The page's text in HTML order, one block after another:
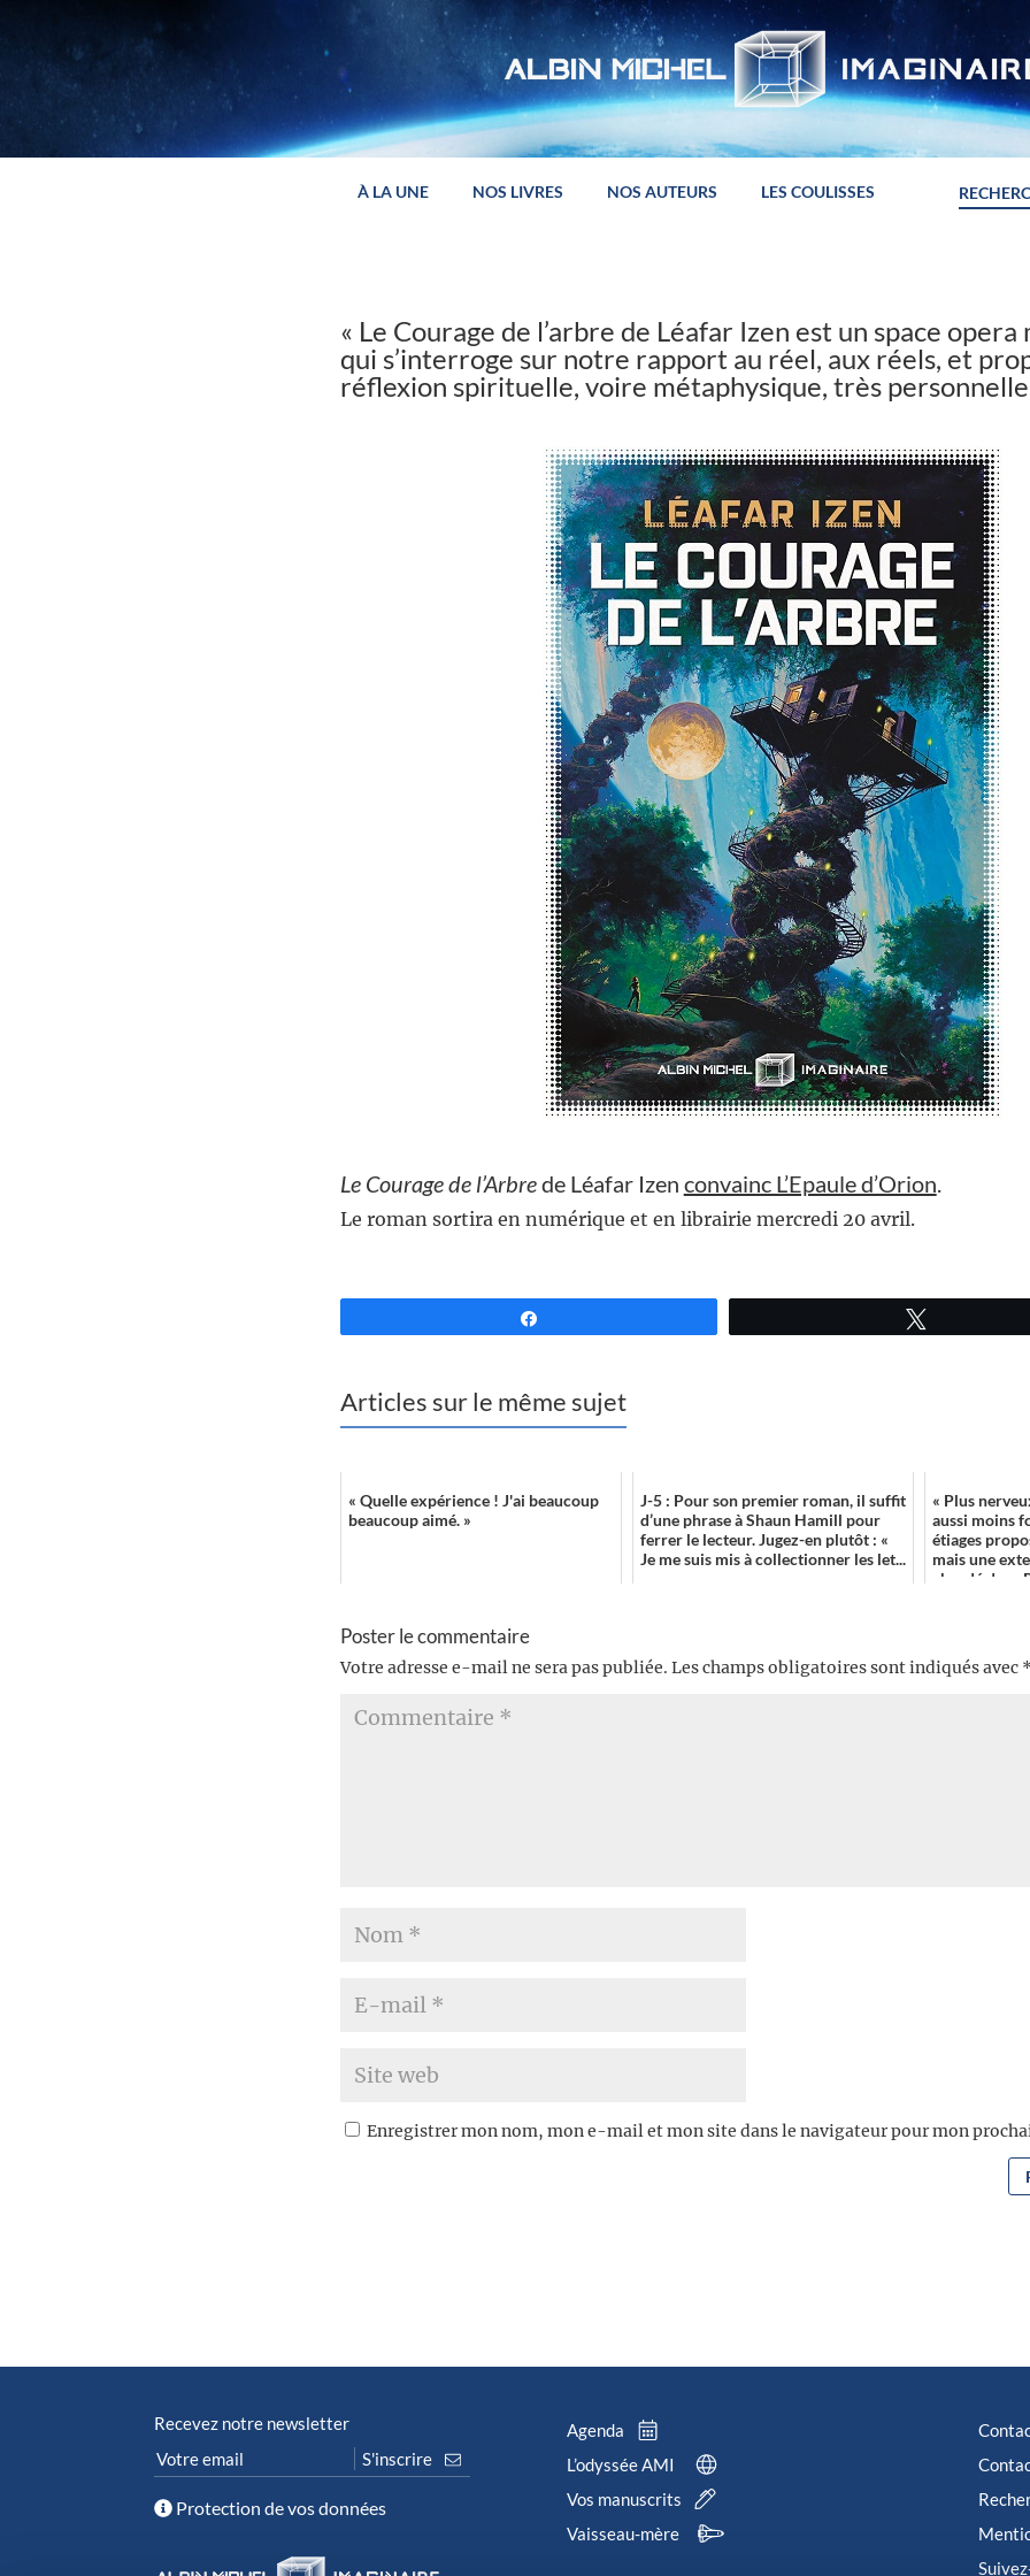
À LA UNE NOS LIVRES NOS AUTEURS LES COULISSES
« Le Courage de l’arbre de Léafar Izen est un space
qui s’interroge sur notre rapport au réel, aux réels, et
réflexion spirituelle, voire métaphysique, très personnelle
Le Courage de l’Arbrede Léafar Izen convainc L’Epaule d’Orion.
Le roman sortira en numérique et en librairie mercredi 20 avril.
Articles sur le même sujet
« Quelle expérience ! J'ai beaucoup
beaucoup aimé. »
J-5 : Pour son premier roman, il suffit
d’une phrase à Shaun Hamill pour
ferrer le lecteur. Jugez-en plutôt : «
Je me suis mis à collectionner les let...
« Plus
aussi moins
étiages
mais une
abordé dans
Poster le commentaire
Votre adresse e-mail ne sera pas publiée. Les champs obligatoires sont indiqués avec *
Enregistrer mon nom, mon e-mail et mon site dans le navigateur pour mon
Recevez notre newsletter
Protection de vos données
Agenda
L’odyssée AMI
Vos manuscrits
Vaisseau-mère